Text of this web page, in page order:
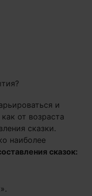
и
от возраста
сказки.
наиболее
сказок: